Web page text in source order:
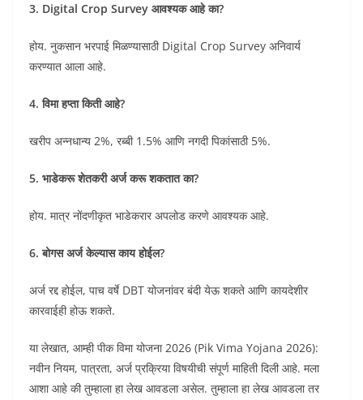
3. Digital Crop Survey आवश्यक आहे का?
होय. नुकसान भरपाई मिळण्यासाठी Digital Crop Survey अनिवार्य
करण्यात आला आहे.
4. विमा हप्ता किती आहे?
खरीप अन्नधान्य 2%, रब्बी 1.5% आणि नगदी पिकांसाठी 5%.
5. भाडेकरू शेतकरी अर्ज करू शकतात का?
होय. मात्र नोंदणीकृत भाडेकरार अपलोड करणे आवश्यक आहे.
6. बोगस अर्ज केल्यास काय होईल?
अर्ज रद्द होईल, पाच वर्षे DBT योजनांवर बंदी येऊ शकते आणि कायदेशीर
कारवाईही होऊ शकते.
या लेखात, आम्ही पीक विमा योजना 2026 (Pik Vima Yojana 2026):
नवीन नियम, पात्रता, अर्ज प्रक्रिया विषयीची संपूर्ण माहिती दिली आहे. मला
आशा आहे की तुम्हाला हा लेख आवडला असेल. तुम्हाला हा लेख आवडला तर